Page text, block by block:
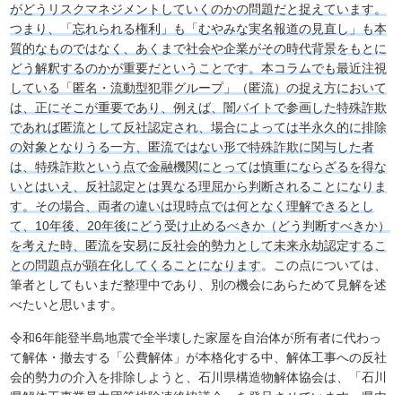
がどうリスクマネジメントしていくのかの問題だと捉えています。
つまり、「忘れられる権利」も「むやみな実名報道の見直し」も本
質的なものではなく、あくまで社会や企業がその時代背景をもとに
どう解釈するのかが重要だということです。本コラムでも最近注視
している「匿名・流動型犯罪グループ」（匿流）の捉え方において
は、正にそこが重要であり、例えば、闇バイトで参画した特殊詐欺
であれば匿流として反社認定され、場合によっては半永久的に排除
の対象となりうる一方、匿流ではない形で特殊詐欺に関与した者
は、特殊詐欺という点で金融機関にとっては慎重にならざるを得な
いとはいえ、反社認定とは異なる理屈から判断されることになりま
す。その場合、両者の違いは現時点では何となく理解できるとし
て、10年後、20年後にどう受け止めるべきか（どう判断すべきか）
を考えた時、匿流を安易に反社会的勢力として未来永劫認定するこ
との問題点が顕在化してくることになります。この点については、
筆者としてもいまだ整理中であり、別の機会にあらためて見解を述
べたいと思います。
令和6年能登半島地震で全半壊した家屋を自治体が所有者に代わっ
て解体・撤去する「公費解体」が本格化する中、解体工事への反社
会的勢力の介入を排除しようと、石川県構造物解体協会は、「石川